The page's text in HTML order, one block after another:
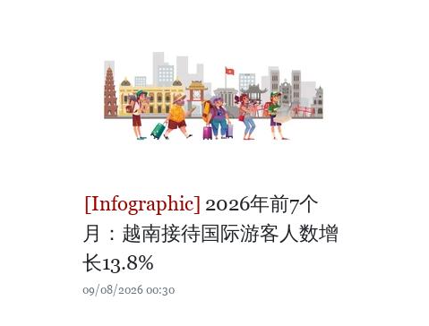
2026年前7个
月：越南接待国际游客人数增
长13.8%
09/08/2026 00:30